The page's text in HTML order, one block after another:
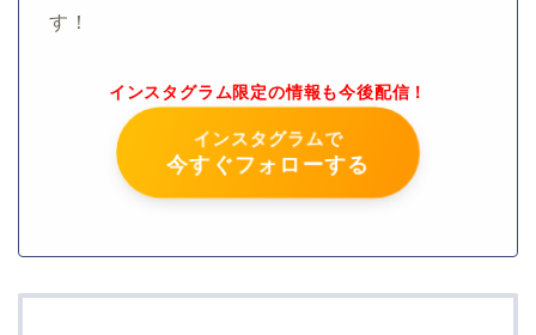
す！
インスタグラム限定の情報も今後配信！
インスタグラムで
今すぐフォローする